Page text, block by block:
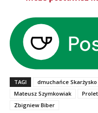
TAGI dmuchańce Skarżysko
Mateusz Szymkowiak
Zbigniew Biber